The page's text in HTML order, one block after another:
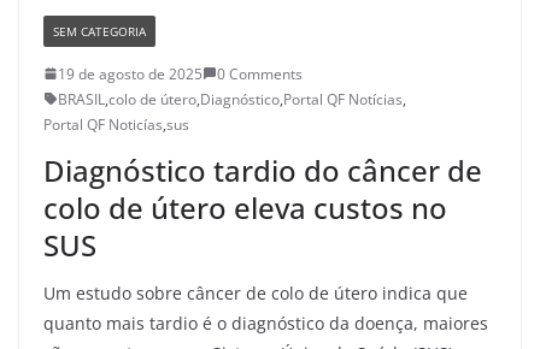
SEM CATEGORIA
19 de agosto de 2025
0 Comments
BRASIL,colo de útero,Diagnóstico,Portal QF Notícias,
Portal QF Noticías,sus
Diagnóstico tardio do câncer de
colo de útero eleva custos no
SUS
Um estudo sobre câncer de colo de útero indica que
quanto mais tardio é o diagnóstico da doença, maiores